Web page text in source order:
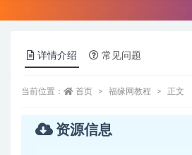
详情介绍 常见问题
当前位置： 首页 福缘网教程 正文
资源信息